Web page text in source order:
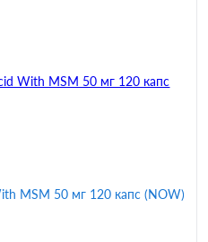
MSM 50 мг 120 капс (NOW)